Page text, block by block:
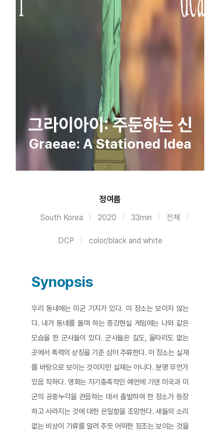
그라이아이: 주둔하는 신
Graeae: A Stationed Idea
정여름
South Korea 2020 33min 전체
DCP color/black and white
Synopsis
우리 동네에는 미군 기지가 있다. 이 장소는 보이지 않는
다. 내가 동네를 돌며 하는 증강현실 게임에는 나와 같은
모습을 한 군사들이 있다. 군사들은 길도, 울타리도 없는
곳에서 폭력의 상징을 기준 삼아 주류한다. 이 장소는 실재
를 바탕으로 보이는 것이지만 실재는 아니다. 분명 무언가
있음 직하다. 영화는 자기충족적인 예언에 기댄 미국과 미
군의 공중누각을 관음하는 데서 출발하여 한 장소가 등장
하고 사라지는 것에 대한 은밀함을 조망한다. 새들의 소리
없는 비상이 기류를 알려 주듯 어떠한 징조는 보이는 것을